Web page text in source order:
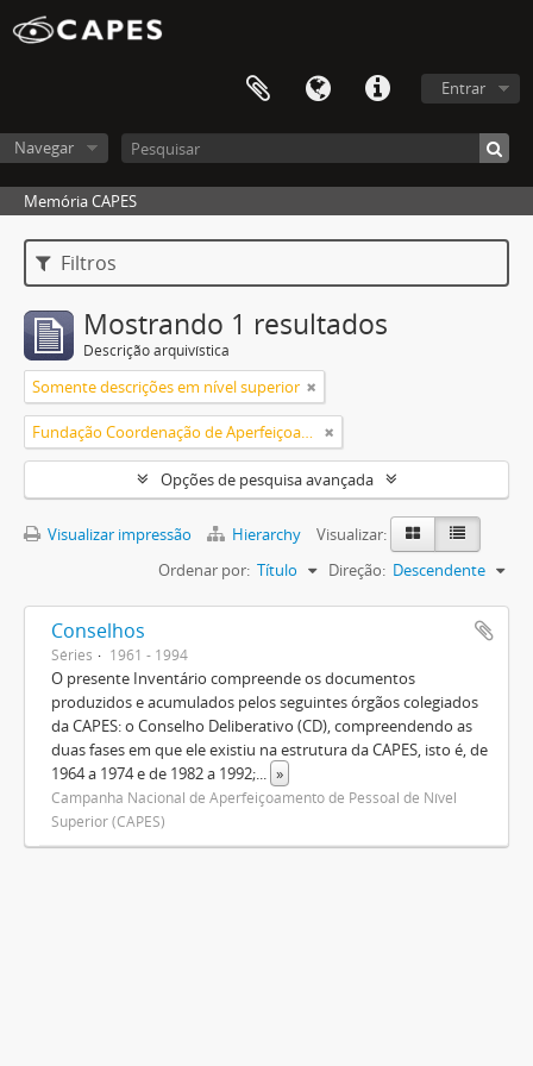
Entrar
Navegar
Memória CAPES
Filtros
Mostrando 1 resultados
Descrição arquivística
Somente descrições em nível superior
Fundação Coordenação de Aperfeiçoamento de Pessoal de Nível Superior (CAPES)
Opções de pesquisa avançada
Visualizar impressão Hierarchy
Visualizar:
Ordenar por: Título Direção: Descendente
Conselhos
Séries 1961 - 1994
O presente Inventário compreende os documentos
produzidos e acumulados pelos seguintes órgãos colegiados
da CAPES: o Conselho Deliberativo (CD), compreendendo as
duas fases em que ele existiu na estrutura da CAPES, isto é, de
1964 a 1974 e de 1982 a 1992;... »
Campanha Nacional de Aperfeiçoamento de Pessoal de Nível
Superior (CAPES)